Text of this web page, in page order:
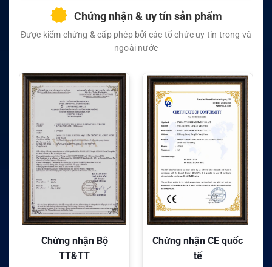
Chứng nhận & uy tín sản phẩm
Được kiểm chứng & cấp phép bởi các tổ chức uy tín trong và
ngoài nước
Chứng nhận Bộ
TT&TT
Chứng nhận CE quốc
tế